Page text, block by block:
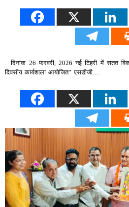
दिनांक 26 फरवरी, 2026 नई टिहरी में सतत
दिवसीय कार्यशाला आयोजित” एसडीजी…